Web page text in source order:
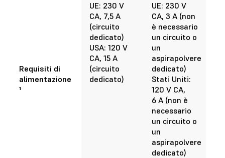
Requisiti di
alimentazione
¹
UE: 230 V
CA, 7,5 A
(circuito
dedicato)
USA: 120 V
CA, 15 A
(circuito
dedicato)
UE: 230 V
CA, 3 A (non
è necessario
un circuito o
un
aspirapolvere
dedicato)
Stati Uniti:
120 V CA,
6 A (non è
necessario
un circuito o
un
aspirapolvere
dedicato)